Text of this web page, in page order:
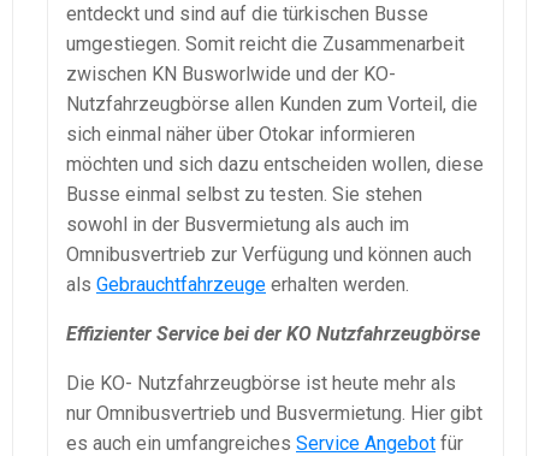
entdeckt und sind auf die türkischen Busse
umgestiegen. Somit reicht die Zusammenarbeit
zwischen KN Busworlwide und der KO-
Nutzfahrzeugbörse allen Kunden zum Vorteil, die
sich einmal näher über Otokar informieren
möchten und sich dazu entscheiden wollen, diese
Busse einmal selbst zu testen. Sie stehen
sowohl in der Busvermietung als auch im
Omnibusvertrieb zur Verfügung und können auch
als Gebrauchtfahrzeuge erhalten werden.
Effizienter Service bei der KO Nutzfahrzeugbörse
Die KO- Nutzfahrzeugbörse ist heute mehr als
nur Omnibusvertrieb und Busvermietung. Hier gibt
es auch ein umfangreiches Service Angebot für